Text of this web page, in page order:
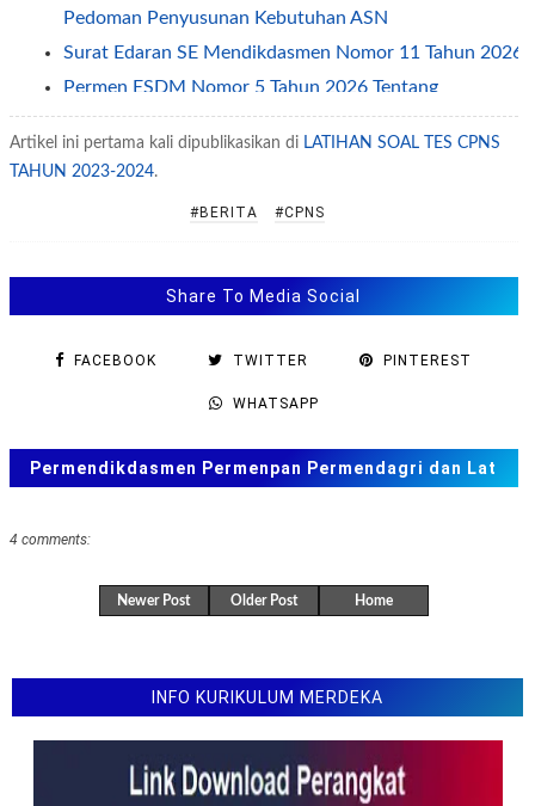
Pedoman Penyusunan Kebutuhan ASN
Surat Edaran SE Mendikdasmen Nomor 11 Tahun 2026
Permen ESDM Nomor 5 Tahun 2026 Tentang
Pemberian Tunjangan Kinerja Pegawai
Jadwal Penerapan One Way dan Ganjil Genap Pada
Libur Idul Fitri 2026
Permendagri Nomor 2 Tahun 2026 Tentang
SE Sesjen Kemendikdasmen No 2/2026 tentang Jam
Kerja ASN Selama Ramadhan 2026
Penanggulangan Tuberkulosis
Permendikdasmen Nomor 8 Tahun 2026
Fungsional Analis Kerja Sama
Permendikdasmen Nomor 1 Tahun 2026 Tentang
Permendikdasmen Nomor 26 Tahun 2025 Tentang
Standar Tenaga Kependidikan
Permendikdasmen Nomor 12 Tahun 2025 tentang
Artikel ini pertama kali dipublikasikan di LATIHAN SOAL TES CPNS
TAHUN 2023-2024.
#BERITA #CPNS
Share To Media Social
FACEBOOK TWITTER PINTEREST
WHATSAPP
Permendikdasmen Permenpan Permendagri dan Lat
4 comments:
Newer Post Older Post Home
INFO KURIKULUM MERDEKA